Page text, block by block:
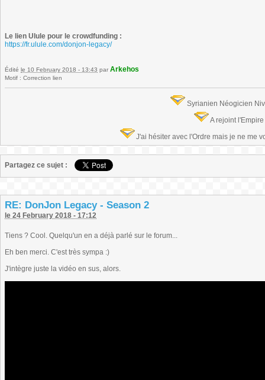
Le lien Ulule pour le crowdfunding :
https://fr.ulule.com/donjon-legacy/
Édité le 10 February 2018 - 13:43 par Arkehos
Motif : Correction lien
Syrianien Néogicien
A rejoint l'Empire
J'ai hésiter avec l'Ordre mais je ne me
Partagez ce sujet :
RE: DonJon Legacy - Season 2
le 24 February 2018 - 17:12
Tiens ? Cool. Quelqu'un en a déjà parlé sur le forum...
Eh ben merci. C'est très sympa :)
J'intègre juste la vidéo en sus, alors.